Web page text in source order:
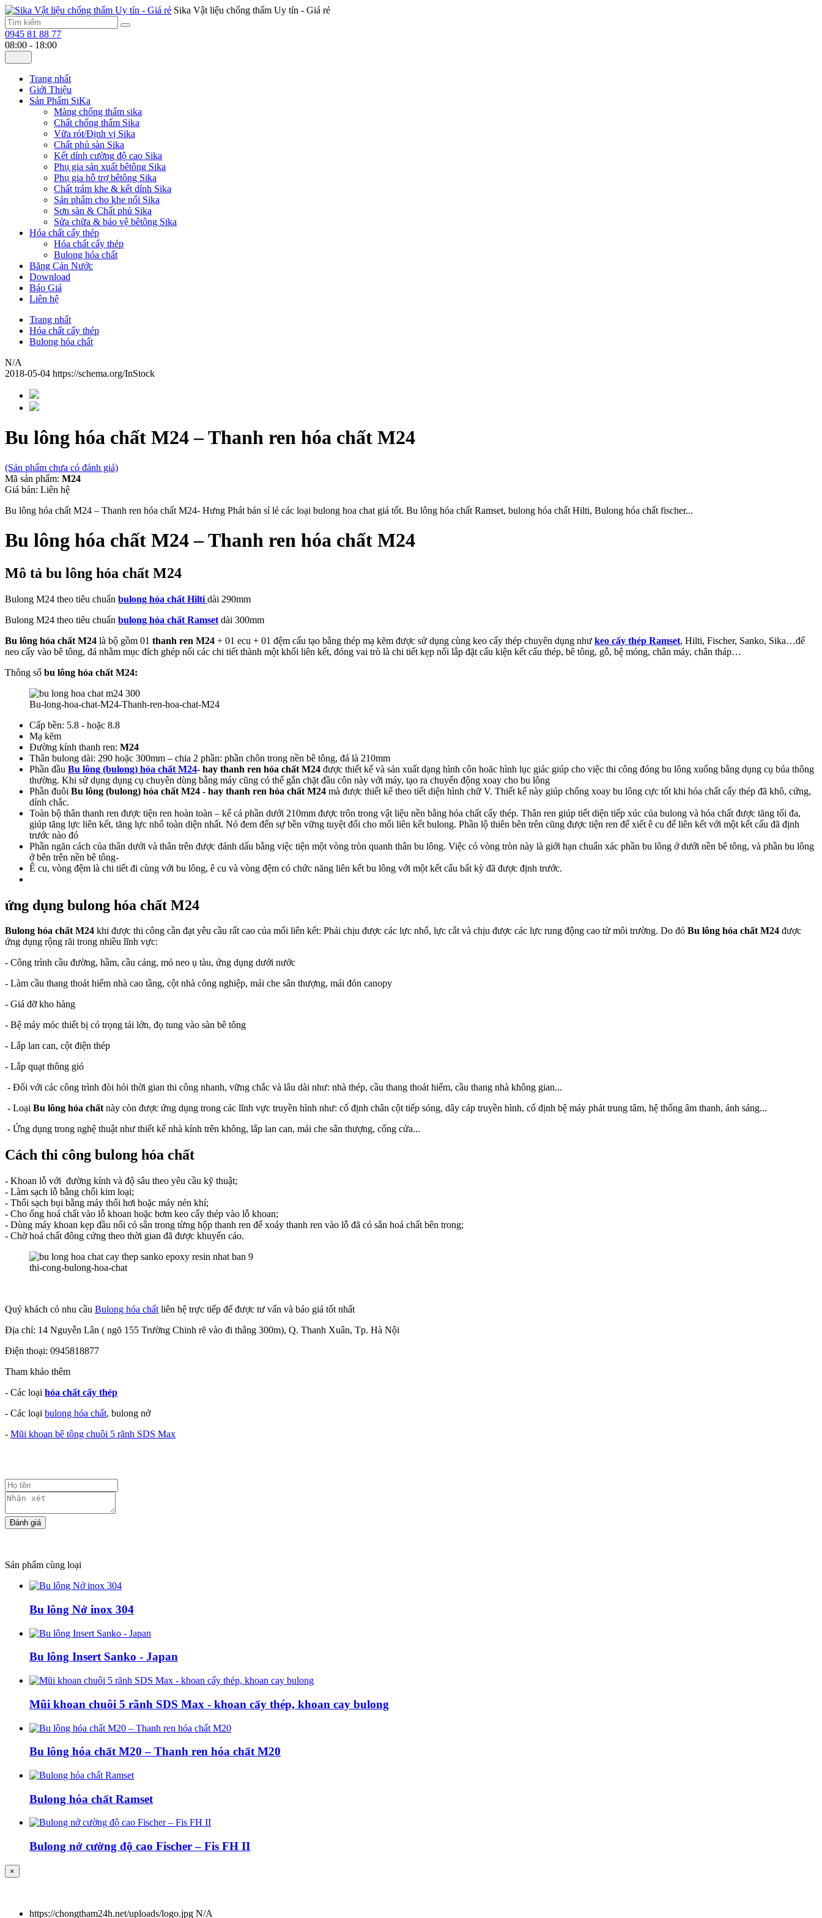
Sika Vật liệu chống thấm Uy tín - Giá rẻ
0945 81 88 77
08:00 - 18:00
Trang nhất
Giới Thiệu
Sản Phẩm SiKa
Màng chống thấm sika
Chất chống thấm Sika
Vữa rót/Định vị Sika
Chất phủ sàn Sika
Kết dính cường độ cao Sika
Phụ gia sản xuất bêtông Sika
Phụ gia hỗ trợ bêtông Sika
Chất trám khe & kết dính Sika
Sản phẩm cho khe nối Sika
Sơn sàn & Chất phủ Sika
Sửa chữa & bảo vệ bêtông Sika
Hóa chất cấy thép
Hóa chất cấy thép
Bulong hóa chất
Băng Cản Nước
Download
Báo Giá
Liên hệ
Trang nhất
Hóa chất cấy thép
Bulong hóa chất
N/A
2018-05-04 https://schema.org/InStock
Bu lông hóa chất M24 – Thanh ren hóa chất M24
(Sản phẩm chưa có đánh giá)
Mã sản phẩm: M24
Giá bán: Liên hệ
Bu lông hóa chất M24 – Thanh ren hóa chất M24- Hưng Phát bán sỉ lẻ các loại bulong hoa chat giá tốt. Bu lông hóa chất Ramset, bulong hóa chất Hilti, Bulong hóa chất fischer...
Bu lông hóa chất M24– Thanh ren hóa chất M24
Mô tả bu lông hóa chất M24
Bulong M24 theo tiêu chuẩn bulong hóa chất Hilti dài 290mm
Bulong M24 theo tiêu chuẩn bulong hóa chất Ramset dài 300mm
Bu lông hóa chất M24 là bộ gồm 01 thanh ren M24 + 01 ecu + 01 đệm cấu tạo bằng thép mạ kẽm được sử dụng cùng keo cấy thép chuyên dụng như keo cấy thép Ramset, Hilti, Fischer, Sanko, Sika…để
neo cấy vào bê tông, đá nhằm mục đích ghép nối các chi tiết thành một khối liên kết, đóng vai trò là chi tiết kẹp nối lắp đặt cấu kiện kết cấu thép, bê tông, gỗ, bệ móng, chân máy, chân tháp…
Thông số bu lông hóa chất M24:
Bu-long-hoa-chat-M24-Thanh-ren-hoa-chat-M24
Cấp bền: 5.8 - hoặc 8.8
Mạ kẽm
Đường kính thanh ren: M24
Thân bulong dài: 290 hoặc 300mm – chia 2 phần: phần chôn trong nền bê tông, đá là 210mm
Phần đầu Bu lông (bulong) hóa chất M24- hay thanh ren hóa chất M24 được thiết kế và sản xuất dạng hình côn hoăc hình lục giác giúp cho việc thi công đóng bu lông xuống bằng dụng cụ búa thông
thường. Khi sử dụng dụng cụ chuyên dùng bằng máy cũng có thể gắn chặt đầu côn này với máy, tạo ra chuyển động xoay cho bu lông
Phần đuôi Bu lông (bulong) hóa chất M24 - hay thanh ren hóa chất M24 mà được thiết kế theo tiết diện hình chữ V. Thiết kế này giúp chống xoay bu lông cực tốt khi hóa chất cấy thép đã khô, cứng,
dính chắc.
Toàn bộ thân thanh ren được tiện ren hoàn toàn – kể cả phần dưới 210mm được trôn trong vật liệu nền bằng hóa chất cấy thép. Thân ren giúp tiết diện tiếp xúc của bulong và hóa chất được tăng tối đa,
giúp tăng lực liên kết, tăng lực nhổ toàn diện nhất. Nó đem đến sự bền vững tuyệt đối cho mối liên kết bulong. Phần lộ thiên bên trên cũng được tiện ren để xiết ê cu để liên kết với một kết cấu đã định
trước nào đó
Phần ngăn cách của thân dưới và thân trên được đánh dấu bằng việc tiện một vòng tròn quanh thân bu lông. Việc có vòng tròn này là giới hạn chuẩn xác phần bu lông ở dưới nền bê tông, và phần bu lông
ở bên trên nền bê tông-
Ê cu, vòng đệm là chi tiết đi cùng với bu lông, ê cu và vòng đệm có chức năng liên kết bu lông với một kết cấu bất kỳ đã được định trước.
ứng dụng bulong hóa chất M24
Bulong hóa chất M24 khi được thi công cần đạt yêu cầu rất cao của mối liên kết: Phải chịu được các lực nhổ, lực cắt và chịu được các lực rung động cao từ môi trường. Do đó Bu lông hóa chất M24 được
ứng dụng rộng rãi trong nhiều lĩnh vực:
- Công trình cầu đường, hầm, cầu cảng, mỏ neo ụ tàu, ứng dụng dưới nước
- Làm cầu thang thoát hiểm nhà cao tầng, cột nhà công nghiệp, mái che sân thượng, mái đón canopy
- Giá đỡ kho hàng
- Bệ máy móc thiết bị có trọng tải lớn, đọ tung vào sàn bê tông
- Lắp lan can, cột điện thép
- Lắp quạt thông gió
- Đối với các công trình đòi hỏi thời gian thi công nhanh, vững chắc và lâu dài như: nhà thép, cầu thang thoát hiểm, cầu thang nhà không gian...
- Loại Bu lông hóa chấtnày còn được ứng dụng trong các lĩnh vực truyền hình như: cố định chân cột tiếp sóng, dây cáp truyền hình, cố định bệ máy phát trung tâm, hệ thống âm thanh, ánh sáng...
- Ứng dụng trong nghệ thuật như thiết kế nhà kính trên không, lắp lan can, mái che sân thượng, cổng cửa...
Cách thi công bulong hóa chất
- Khoan lỗ với đường kính và độ sâu theo yêu cầu kỹ thuật;
- Làm sạch lỗ bằng chổi kim loại;
- Thổi sạch bụi bằng máy thổi hơi hoặc máy nén khí;
- Cho ống hoá chất vào lỗ khoan hoặc bơm keo cấy thép vào lỗ khoan;
- Dùng máy khoan kẹp đầu nối có sẵn trong từng hộp thanh ren để xoáy thanh ren vào lỗ đã có sẳn hoá chất bên trong;
- Chờ hoá chất đông cứng theo thời gian đã được khuyến cáo.
thi-cong-bulong-hoa-chat
Quý khách có nhu cầu Bulong hóa chất liên hệ trực tiếp để được tư vấn và báo giá tốt nhất
Địa chỉ: 14 Nguyễn Lân ( ngõ 155 Trường Chinh rẽ vào đi thẳng 300m), Q. Thanh Xuân, Tp. Hà Nội
Điện thoại: 0945818877
Tham khảo thêm
- Các loại hóa chất cấy thép
- Các loại bulong hóa chất, bulong nở
- Mũi khoan bê tông chuôi 5 rãnh SDS Max
Sản phẩm cùng loại
Bu lông Nở inox 304
Bu lông Insert Sanko - Japan
Mũi khoan chuôi 5 rãnh SDS Max - khoan cấy thép, khoan cay bulong
Bu lông hóa chất M20 – Thanh ren hóa chất M20
Bulong hóa chất Ramset
Bulong nở cường độ cao Fischer – Fis FH II
×
https://chongtham24h.net/uploads/logo.jpg N/A